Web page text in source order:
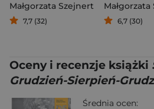
Małgorzata Szejnert
7,7 (32) 6,7 (30)
Oceny i recenzje książki
Grudzień-Sierpień-
Średnia ocen: